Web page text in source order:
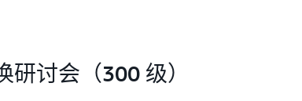
研讨会（300 级）